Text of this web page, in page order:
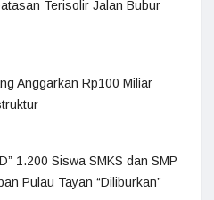
Terisolir Jalan Bubur
Anggarkan Rp100 Miliar
1.200 Siswa SMKS dan SMP
Pulau Tayan “Diliburkan”